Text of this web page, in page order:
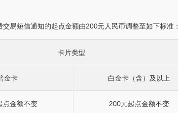
易短信通知的起点金额由200元人民币调整至如下标准：
卡片类型
金卡 白金卡（含）及以上
点金额不变 200元起点金额不变